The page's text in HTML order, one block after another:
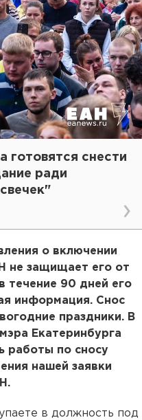
готовятся снести
ради
о включении
не защищает его от
течение 90 дней его
информация. Снос
праздники. В
Екатеринбурга
работы по сносу
нашей заявки
в должность под